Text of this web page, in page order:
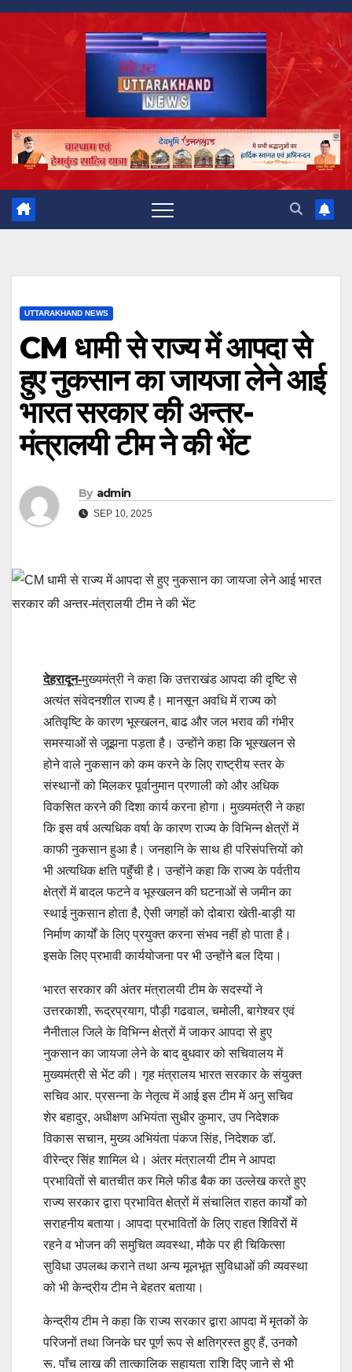
Skip
UTTARAKHAND NEWS
CM धामी से राज्य में आपदा से
हुए नुकसान का जायजा लेने आई
भारत सरकार की अन्तर-
मंत्रालयी टीम ने की भेंट
By admin
SEP 10, 2025
देहरादून-मुख्यमंत्री ने कहा कि उत्तराखंड आपदा की दृष्टि से
अत्यंत संवेदनशील राज्य है। मानसून अवधि में राज्य को
अतिवृष्टि के कारण भूस्खलन, बाढ और जल भराव की गंभीर
समस्याओं से जूझना पड़ता है। उन्होंने कहा कि भूस्खलन से
होने वाले नुकसान को कम करने के लिए राष्ट्रीय स्तर के
संस्थानों को मिलकर पूर्वानुमान प्रणाली को और अधिक
विकसित करने की दिशा कार्य करना होगा। मुख्यमंत्री ने कहा
कि इस वर्ष अत्यधिक वर्षा के कारण राज्य के विभिन्न क्षेत्रों में
काफी नुकसान हुआ है। जनहानि के साथ ही परिसंपत्तियों को
भी अत्यधिक क्षति पहॅुंची है। उन्होंने कहा कि राज्य के पर्वतीय
क्षेत्रों में बादल फटने व भूस्खलन की घटनाओं से जमीन का
स्थाई नुकसान होता है, ऐसी जगहों को दोबारा खेती-बाड़ी या
निर्माण कार्यों के लिए प्रयुक्त करना संभव नहीं हो पाता है।
इसके लिए प्रभावी कार्ययोजना पर भी उन्होंने बल दिया।
भारत सरकार की अंतर मंत्रालयी टीम के सदस्यों ने
उत्तरकाशी, रूद्रप्रयाग, पौड़ी गढवाल, चमोली, बागेश्वर एवं
नैनीताल जिले के विभिन्न क्षेत्रों में जाकर आपदा से हुए
नुकसान का जायजा लेने के बाद बुधवार को सचिवालय में
मुख्यमंत्री से भेंट की। गृह मंत्रालय भारत सरकार के संयुक्त
सचिव आर. प्रसन्ना के नेतृत्व में आई इस टीम में अनु सचिव
शेर बहादुर, अधीक्षण अभियंता सुधीर कुमार, उप निदेशक
विकास सचान, मुख्य अभियंता पंकज सिंह, निदेशक डॉ.
वीरेन्द्र सिंह शामिल थे। अंतर मंत्रालयी टीम ने आपदा
प्रभावितों से बातचीत कर मिले फीड बैक का उल्लेख करते हुए
राज्य सरकार द्वारा प्रभावित क्षेत्रों में संचालित राहत कार्यों को
सराहनीय बताया। आपदा प्रभावितों के लिए राहत शिविरों में
रहने व भोजन की समुचित व्यवस्था, मौके पर ही चिकित्सा
सुविधा उपलब्ध कराने तथा अन्य मूलभूत सुविधाओं की व्यवस्था
को भी केन्द्रीय टीम ने बेहतर बताया।
केन्द्रीय टीम ने कहा कि राज्य सरकार द्वारा आपदा में मृतकों के
परिजनों तथा जिनके घर पूर्ण रूप से क्षतिग्रस्त हुए हैं, उनकोे
रू. पॉंच लाख की तात्कालिक सहायता राशि दिए जाने से भी